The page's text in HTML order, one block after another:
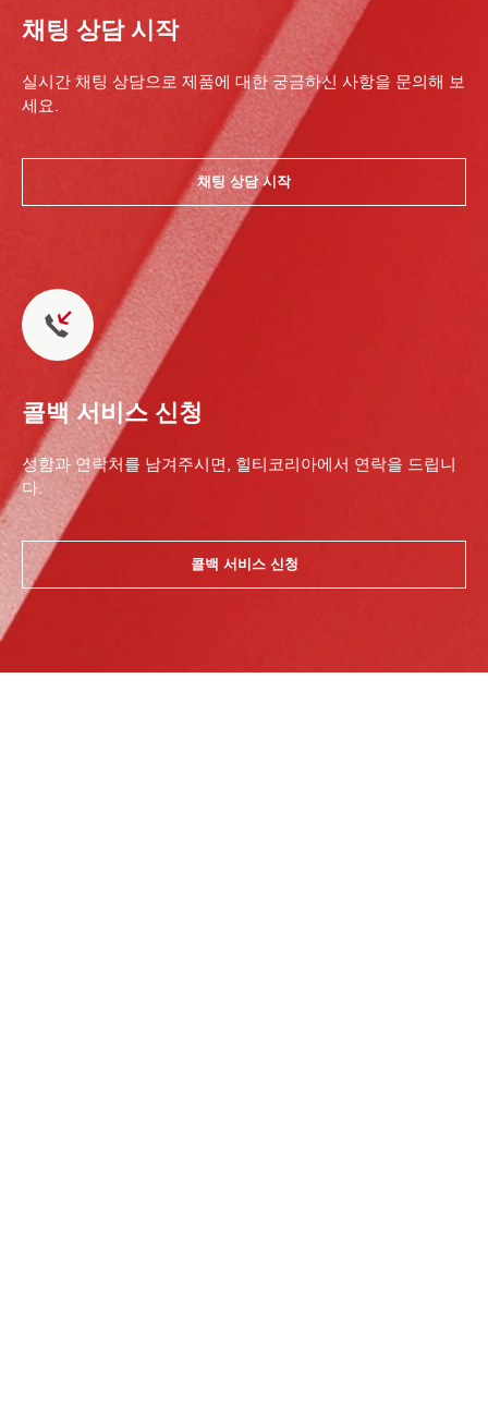
채팅 상담 시작
실시간 채팅 상담으로 제품에 대한 궁금하신 사항을 문의해 보
세요.
채팅 상담 시작
콜백 서비스 신청
성함과 연락처를 남겨주시면, 힐티코리아에서 연락을 드립니
다.
콜백 서비스 신청